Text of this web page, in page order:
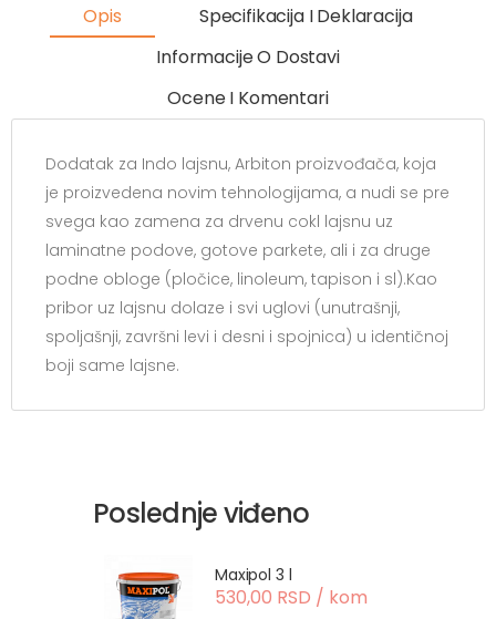
Opis
Specifikacija I Deklaracija
Informacije O Dostavi
Ocene I Komentari
Dodatak za Indo lajsnu, Arbiton proizvođača, koja
je proizvedena novim tehnologijama, a nudi se pre
svega kao zamena za drvenu cokl lajsnu uz
laminatne podove, gotove parkete, ali i za druge
podne obloge (pločice, linoleum, tapison i sl).Kao
pribor uz lajsnu dolaze i svi uglovi (unutrašnji,
spoljašnji, završni levi i desni i spojnica) u identičnoj
boji same lajsne.
Poslednje viđeno
Maxipol 3 l
530,00 RSD / kom